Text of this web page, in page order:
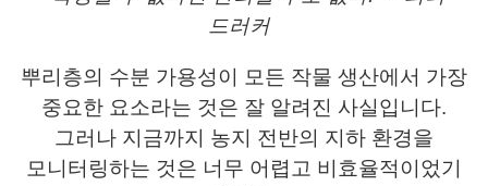
드러커
뿌리층의 수분 가용성이 모든 작물 생산에서 가장
중요한 요소라는 것은 잘 알려진 사실입니다.
그러나 지금까지 농지 전반의 지하 환경을
모니터링하는 것은 너무 어렵고 비효율적이었기